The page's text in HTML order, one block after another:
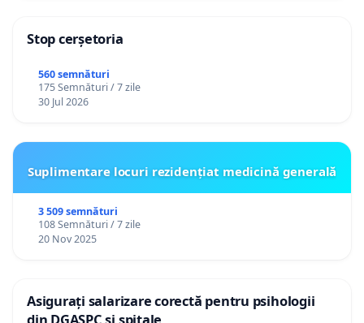
Stop cerșetoria
560 semnături
175 Semnături / 7 zile
30 Jul 2026
Suplimentare locuri rezidențiat medicină generală
3 509 semnături
108 Semnături / 7 zile
20 Nov 2025
Asigurați salarizare corectă pentru psihologii